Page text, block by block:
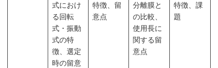
式におけ
る回転
式・振動
式の特
徴、選定
時の留意
特徴、留
意点
分離膜と
の比較、
使用長に
関する留
意点
特徴、課
題